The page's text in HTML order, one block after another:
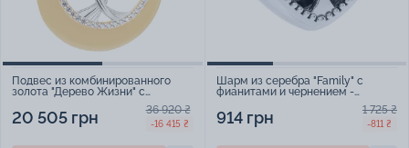
Подвес из комбинированного
золота "Дерево Жизни" с
дорожкой фианитов - 1616173
20 505 грн 36 920 ₴
-16 415 ₴
Шарм из серебра "Family" с
фианитами и чернением -
914 грн 1 725 ₴
-811 ₴